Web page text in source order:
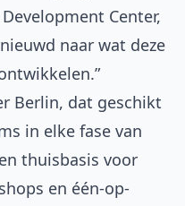
Center,
naar wat deze
Berlin, dat geschikt
in elke fase van
thuisbasis voor
en één-op-